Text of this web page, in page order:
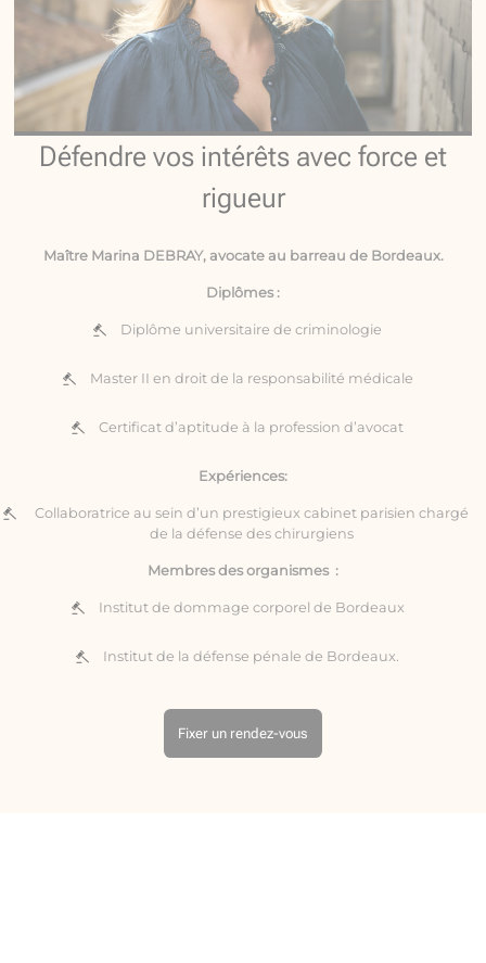
Défendre vos intérêts avec force et
rigueur
Maître Marina DEBRAY, avocate au barreau de Bordeaux.
Diplômes :
Diplôme universitaire de criminologie
Master II en droit de la responsabilité médicale
Certificat d’aptitude à la profession d’avocat
Expériences:
Collaboratrice au sein d’un prestigieux cabinet parisien chargé
de la défense des chirurgiens
Membres des organismes :
Institut de dommage corporel de Bordeaux
Institut de la défense pénale de Bordeaux.
Fixer un rendez-vous